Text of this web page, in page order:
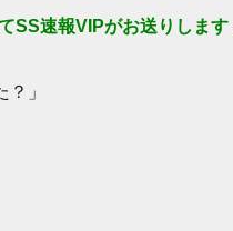
SS速報VIPがお送りします
」